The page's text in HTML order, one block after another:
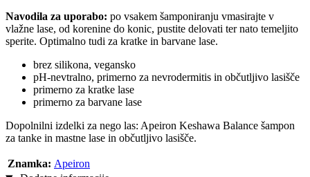
Navodila za uporabo: po vsakem šamponiranju vmasirajte v
vlažne lase, od korenine do konic, pustite delovati ter nato temeljito
sperite. Optimalno tudi za kratke in barvane lase.
brez silikona, vegansko
pH-nevtralno, primerno za nevrodermitis in občutljivo lasišče
primerno za kratke lase
primerno za barvane lase
Dopolnilni izdelki za nego las: Apeiron Keshawa Balance šampon
za tanke in mastne lase in občutljivo lasišče.
Znamka: Apeiron